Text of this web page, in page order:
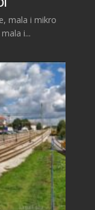
mala i mikro
i...